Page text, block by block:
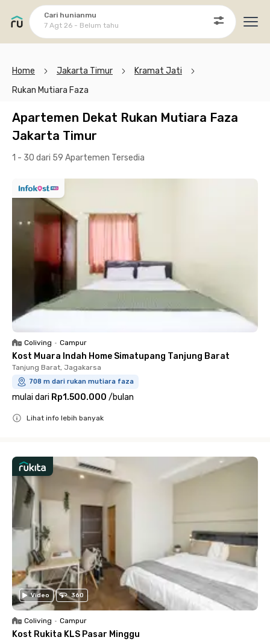
Cari hunianmu
7 Agt 26 - Belum tahu
Home Jakarta Timur
Kramat Jati
Rukan Mutiara Faza
Apartemen Dekat Rukan Mutiara Faza
Jakarta Timur
1 - 30 dari 59 Apartemen Tersedia
Coliving • Campur
Kost Muara Indah Home Simatupang Tanjung Barat
Tanjung Barat, Jagakarsa
708 m dari rukan mutiara faza
mulai dari Rp1.500.000 /bulan
Lihat info lebih banyak
Video 360
Coliving • Campur
Kost Rukita KLS Pasar Minggu